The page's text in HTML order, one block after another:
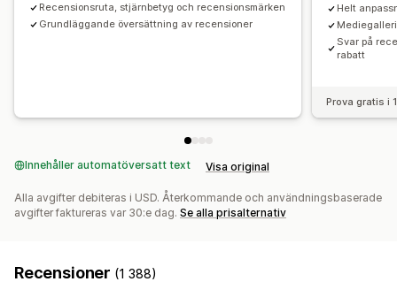
Recensionsruta, stjärnbetyg och recensionsmärken
Grundläggande översättning av recensioner
Helt
Svar på
rabatt
Prova gratis i
Innehåller automatöversatt text Visa original
Alla avgifter debiteras i USD. Återkommande och användningsbaserade
avgifter faktureras var 30:e dag. Se alla prisalternativ
Recensioner (1 388)